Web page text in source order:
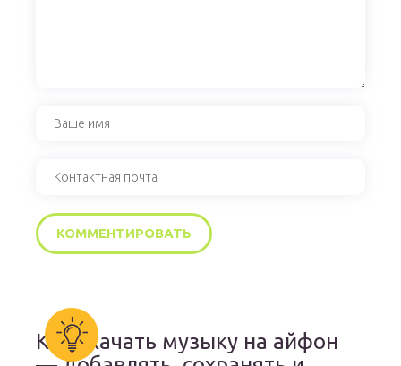
Как скачать музыку на айфон